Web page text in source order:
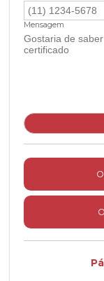
Mensagem